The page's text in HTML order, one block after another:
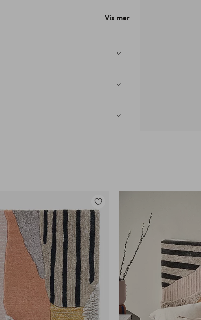
rammemadrass som er 160 cm
puter, så får du en seng som både
Vis mer
Legg
til
favoritter